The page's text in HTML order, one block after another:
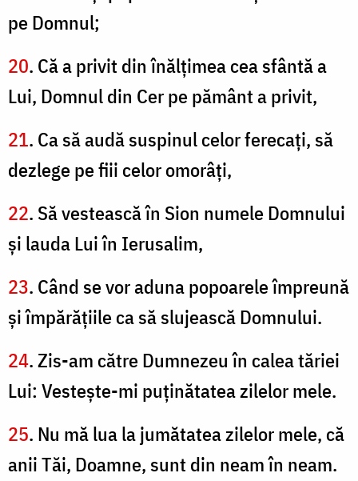
pe Domnul;
20. Că a privit din înălţimea cea sfântă a
Lui, Domnul din Cer pe pământ a privit,
21. Ca să audă suspinul celor ferecaţi, să
dezlege pe fiii celor omorâţi,
22. Să vestească în Sion numele Domnului
şi lauda Lui în Ierusalim,
23. Când se vor aduna popoarele împreună
şi împărăţiile ca să slujească Domnului.
24. Zis-am către Dumnezeu în calea tăriei
Lui: Vesteşte-mi puţinătatea zilelor mele.
25. Nu mă lua la jumătatea zilelor mele, că
anii Tăi, Doamne, sunt din neam în neam.